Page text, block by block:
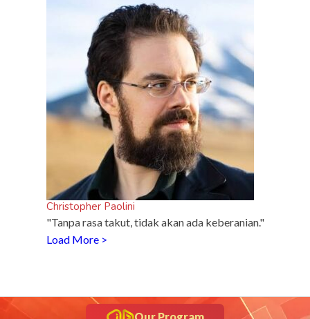
Christopher Paolini
"Tanpa rasa takut, tidak akan ada keberanian."
Load More >